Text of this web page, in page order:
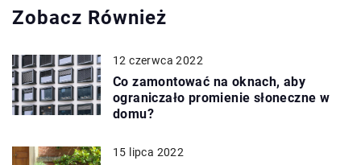
Zobacz Również
12 czerwca 2022
Co zamontować na oknach, aby
ograniczało promienie słoneczne w
domu?
15 lipca 2022